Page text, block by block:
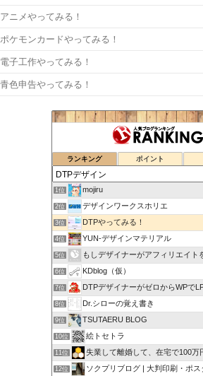
アニメやってみる！
ポケモンカードやってみる！
電子工作やってみる！
青色申告やってみる！
ランキング ポイント
1位 mojiru
2位 デザインワークスホリエ
3位 DTPやってみる！
4位 YUN-デザインマテリアル
5位 もしデザイナーがアフィリエイト
6位 KDblog（仮）
7位 DTPデザイナーがゼロからWPで
8位 Dr.シローの覚え書き
9位 TSUTAERU BLOG
10位 絵トセトラ
11位 失業して離婚して、在宅で100万
12位 ソクプリブログ | 大判印刷・ポ